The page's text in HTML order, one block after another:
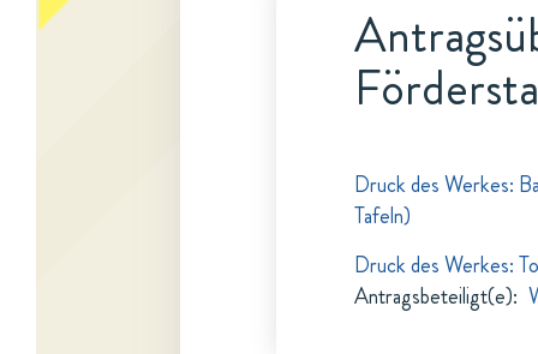
Druck des Werkes:
Tafeln)
Druck des Werkes:
Antragsbeteiligt(e):